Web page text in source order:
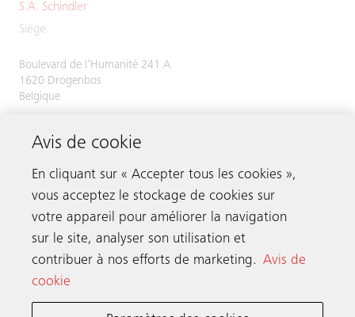
S.A. Schindler
Siège
Boulevard de l’Humanité 241 A
1620 Drogenbos
Belgique
RPM : Bruxelles
BE 0416.481.673
Prenez contact
Schindler dans le monde
Avis de cookie
En cliquant sur « Accepter tous les cookies »,
vous acceptez le stockage de cookies sur
votre appareil pour améliorer la navigation
sur le site, analyser son utilisation et
contribuer à nos efforts de marketing. Avis de
cookie